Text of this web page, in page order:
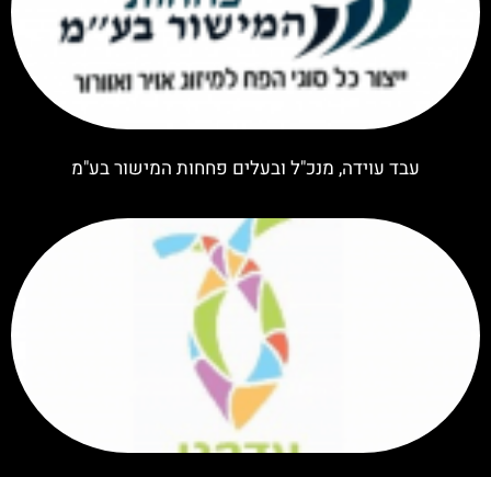
עבד עוידה, מנכ"ל ובעלים פחחות המישור בע"מ